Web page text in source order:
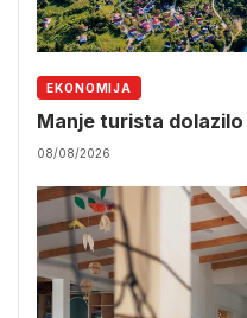
EKONOMIJA
Manje turista dolazilo
08/08/2026